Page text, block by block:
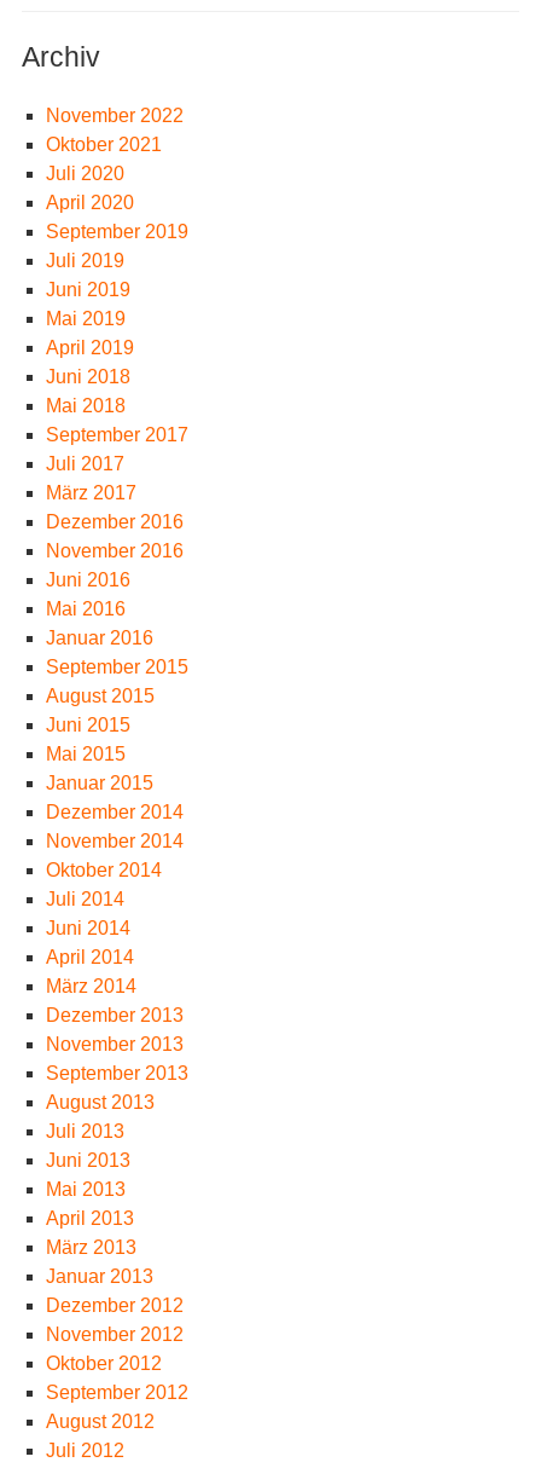
Archiv
November 2022
Oktober 2021
Juli 2020
April 2020
September 2019
Juli 2019
Juni 2019
Mai 2019
April 2019
Juni 2018
Mai 2018
September 2017
Juli 2017
März 2017
Dezember 2016
November 2016
Juni 2016
Mai 2016
Januar 2016
September 2015
August 2015
Juni 2015
Mai 2015
Januar 2015
Dezember 2014
November 2014
Oktober 2014
Juli 2014
Juni 2014
April 2014
März 2014
Dezember 2013
November 2013
September 2013
August 2013
Juli 2013
Juni 2013
Mai 2013
April 2013
März 2013
Januar 2013
Dezember 2012
November 2012
Oktober 2012
September 2012
August 2012
Juli 2012